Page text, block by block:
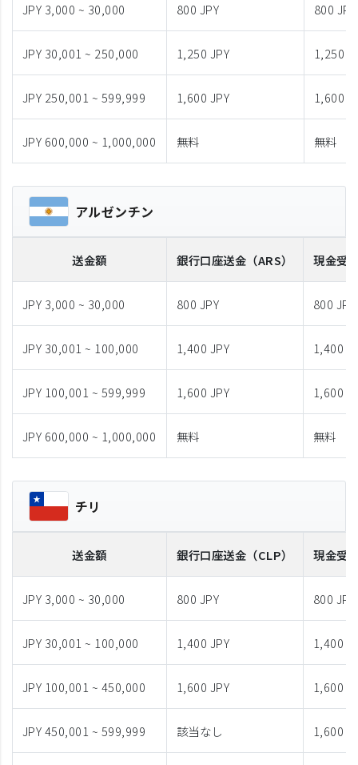
JPY 3,000 ~ 30,000 800 JPY 800 JPY
JPY 30,001 ~ 250,000 1,250 JPY 1,250
JPY 250,001 ~ 599,999 1,600 JPY 1,600
JPY 600,000 ~ 1,000,000 無料 無料
アルゼンチン
送金額 銀行口座送金 （ARS） 現金受
JPY 3,000 ~ 30,000 800 JPY 800 JPY
JPY 30,001 ~ 100,000 1,400 JPY 1,400
JPY 100,001 ~ 599,999 1,600 JPY 1,600
JPY 600,000 ~ 1,000,000 無料 無料
チリ
送金額 銀行口座送金 （CLP） 現金受
JPY 3,000 ~ 30,000 800 JPY 800 JPY
JPY 30,001 ~ 100,000 1,400 JPY 1,400
JPY 100,001 ~ 450,000 1,600 JPY 1,600
JPY 450,001 ~ 599,999 該当なし 1,600